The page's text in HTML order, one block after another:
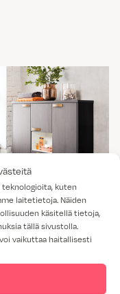
teknologioita, kuten
laitetietoja. Näiden
käsitellä tietoja,
tällä sivustolla.
vaikuttaa haitallisesti